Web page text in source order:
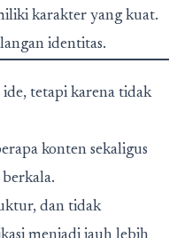
karakter yang kuat.
identitas.
tetapi karena tidak
konten sekaligus
dan tidak